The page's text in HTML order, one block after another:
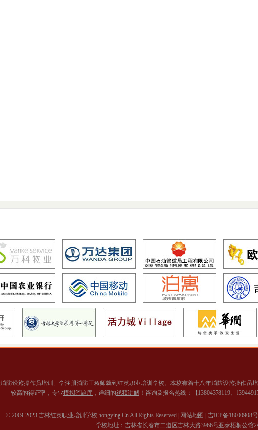
消防设施操作员培训、学注册消防工程师就到红英职业培训学校。本校有着十八年消防设施操作员
较高的得证率，专业模拟答题库 ，详细的视频讲解 ！咨询及报名热线：【13804378119、
© 2009-2023 吉林红英职业培训学校 hongying.Cn All Rights Reserved | 网站地图 | 吉ICP备18000908号-
学校地址：吉林省长春市二道区吉林大路3966号亚泰梧桐公馆2